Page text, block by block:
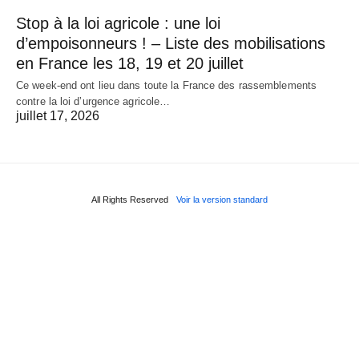
Stop à la loi agricole : une loi
d’empoisonneurs ! – Liste des mobilisations
en France les 18, 19 et 20 juillet
Ce week-end ont lieu dans toute la France des rassemblements
contre la loi d’urgence agricole…
juillet 17, 2026
All Rights Reserved Voir la version standard